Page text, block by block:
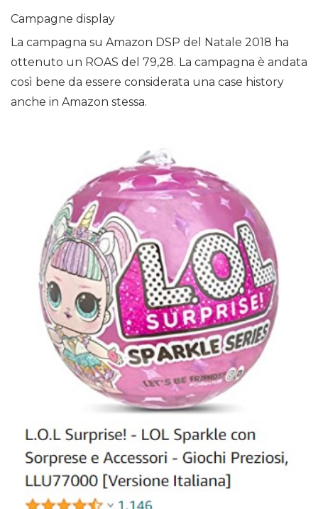
Campagne display
La campagna su Amazon DSP del Natale 2018 ha
ottenuto un ROAS del 79,28. La campagna è andata
così bene da essere considerata una case history
anche in Amazon stessa.